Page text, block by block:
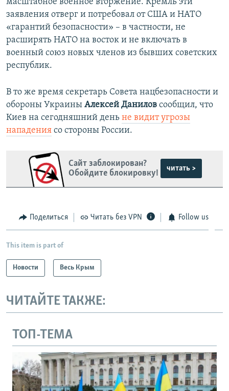
заявления отверг и потребовал от США и НАТО
«гарантий безопасности» – в частности, не
расширять НАТО на восток и не включать в
военный союз новых членов из бывших советских
республик.
В то же время секретарь Совета нацбезопасности и
обороны Украины Алексей Данилов сообщил, что
Киев на сегодняшний день не видит угрозы
нападения со стороны России.
Сайт заблокирован?
Обойдите блокировку!
читать >
Поделиться Читать без VPN Follow us
This item is part of
Новости Весь Крым
ЧИТАЙТЕ ТАКЖЕ:
ТОП-ТЕМА